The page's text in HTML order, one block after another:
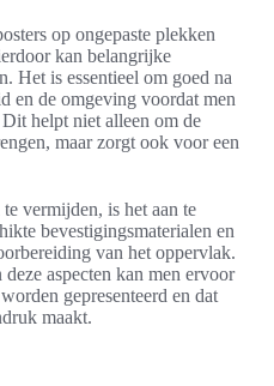
op ongepaste plekken
kan belangrijke
Het is essentieel om goed na
en de omgeving voordat men
helpt niet alleen om de
maar zorgt ook voor een
vermijden, is het aan te
bevestigingsmaterialen en
van het oppervlak.
aspecten kan men ervoor
gepresenteerd en dat
maakt.